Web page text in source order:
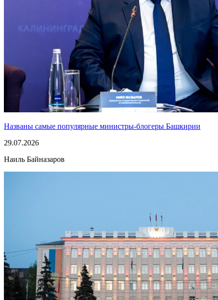
Названы самые популярные министры-блогеры Башкирии
29.07.2026
Наиль Байназаров